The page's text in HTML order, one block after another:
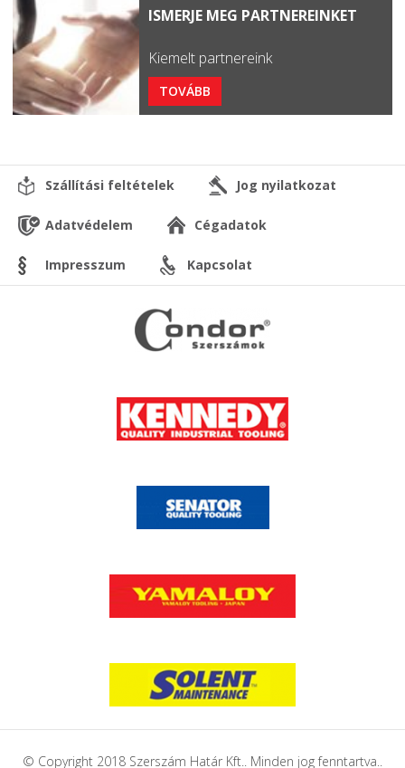
ISMERJE MEG PARTNEREINKET
Kiemelt partnereink
TOVÁBB
Szállítási feltételek Jog nyilatkozat
Adatvédelem Cégadatok
Impresszum Kapcsolat
© Copyright 2018 Szerszám Határ Kft.. Minden jog fenntartva..